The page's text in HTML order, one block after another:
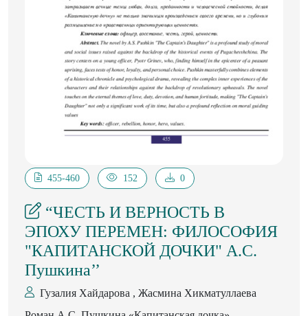
455-460 152 0
“ЧЕСТЬ И ВЕРНОСТЬ В
ЭПОХУ ПЕРЕМЕН: ФИЛОСОФИЯ
"КАПИТАНСКОЙ ДОЧКИ" А.С.
Пушкина’’
Гузалия Хайдарова , Жасмина Хикматуллаева